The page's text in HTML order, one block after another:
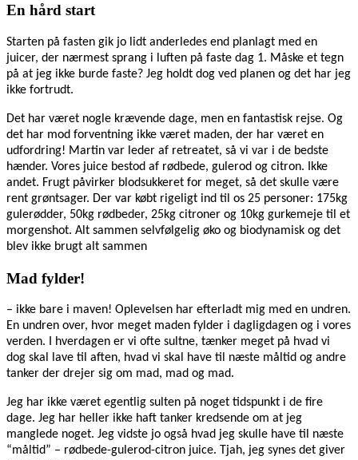
En hård start
Starten på fasten gik jo lidt anderledes end planlagt med en
juicer, der nærmest sprang i luften på faste dag 1. Måske et tegn
på at jeg ikke burde faste? Jeg holdt dog ved planen og det har jeg
ikke fortrudt.
Det har været nogle krævende dage, men en fantastisk rejse. Og
det har mod forventning ikke været maden, der har været en
udfordring! Martin var leder af retreatet, så vi var i de bedste
hænder. Vores juice bestod af rødbede, gulerod og citron. Ikke
andet. Frugt påvirker blodsukkeret for meget, så det skulle være
rent grøntsager. Der var købt rigeligt ind til os 25 personer: 175kg
gulerødder, 50kg rødbeder, 25kg citroner og 10kg gurkemeje til et
morgenshot. Alt sammen selvfølgelig øko og biodynamisk og det
blev ikke brugt alt sammen
Mad fylder!
– ikke bare i maven! Oplevelsen har efterladt mig med en undren.
En undren over, hvor meget maden fylder i dagligdagen og i vores
verden. I hverdagen er vi ofte sultne, tænker meget på hvad vi
dog skal lave til aften, hvad vi skal have til næste måltid og andre
tanker der drejer sig om mad, mad og mad.
Jeg har ikke været egentlig sulten på noget tidspunkt i de fire
dage. Jeg har heller ikke haft tanker kredsende om at jeg
manglede noget. Jeg vidste jo også hvad jeg skulle have til næste
“måltid” – rødbede-gulerod-citron juice. Tjah, jeg synes det giver